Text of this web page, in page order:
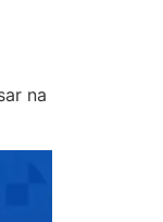
na